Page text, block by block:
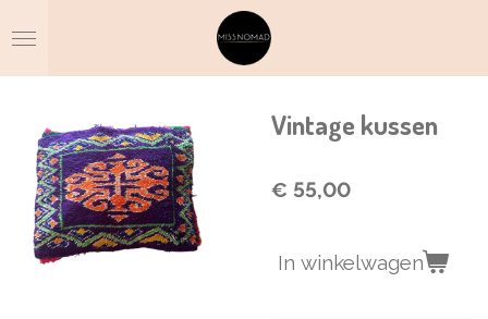
direct
Vintage kussen
€ 55,00
In winkelwagen